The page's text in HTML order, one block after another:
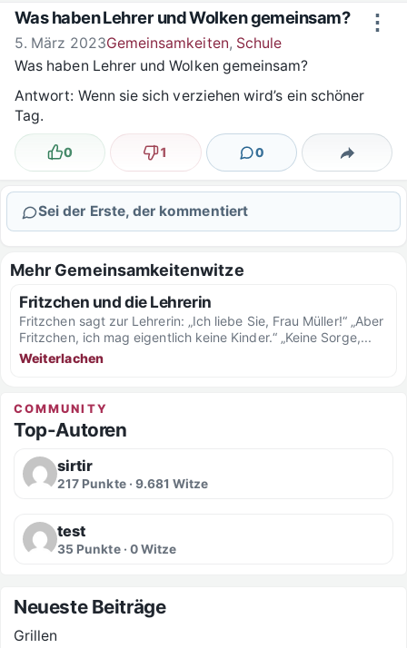
Zum Inhalt springen ⋮
Was haben Lehrer und Wolken gemeinsam?
5. März 2023Gemeinsamkeiten, Schule
Was haben Lehrer und Wolken gemeinsam?
Antwort: Wenn sie sich verziehen wird’s ein schöner
Tag.
Lustig
0 Nicht lustig
1 0
Kommentare Teilen
Sei der Erste, der kommentiert
Mehr Gemeinsamkeitenwitze
Fritzchen und die Lehrerin
Fritzchen sagt zur Lehrerin: „Ich liebe Sie, Frau Müller!“ „Aber
Fritzchen, ich mag eigentlich keine Kinder.“ „Keine Sorge,...
Weiterlachen
COMMUNITY
Top-Autoren
sirtir
217 Punkte · 9.681 Witze
test
35 Punkte · 0 Witze
Neueste Beiträge
Grillen